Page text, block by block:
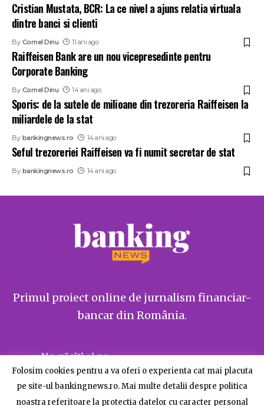
Cristian Mustata, BCR: La ce nivel a ajuns relatia virtuala
dintre banci si clienti
By Cornel Dinu 11 ani ago
Raiffeisen Bank are un nou vicepresedinte pentru
Corporate Banking
By Cornel Dinu 14 ani ago
Sporis: de la sutele de milioane din trezoreria Raiffeisen la
miliardele de la stat
By bankingnews.ro 14 ani ago
Seful trezoreriei Raiffeisen va fi numit secretar de stat
By bankingnews.ro 14 ani ago
Primul proiect online de jurnalism financiar-
bancar din România.
Ne găsiți și pe
Folosim cookies pentru a va oferi o experienta cat mai placuta
pe site-ul bankingnews.ro. Mai multe detalii despre politica
noastra referitoare la protectia datelor cu caracter personal